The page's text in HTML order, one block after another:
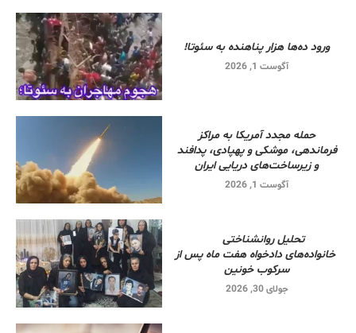
ورود ده‌ها هزار پناهنده به سئوتا!
آگوست 1, 2026
حمله مجدد آمریکا به مراکز
فرماندهی، موشکی و پهپادی، پدافند
و زیرساخت‌های دریایی ایران
آگوست 1, 2026
تحلیل روانشناختی
خانواده‌های دادخواه هفت ماه پس از
سرکوب خونین
جولای 30, 2026